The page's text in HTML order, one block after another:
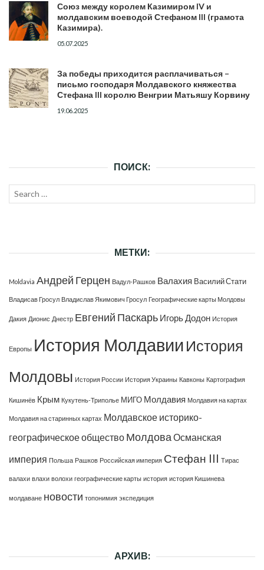
Союз между королем Казимиром IV и
молдавским воеводой Стефаном III (грамота
Казимира).
05.07.2025
За победы приходится расплачиваться –
письмо господаря Молдавского княжества
Стефана III королю Венгрии Матьяшу Корвину
19.06.2025
ПОИСК:
Search
МЕТКИ:
Moldavia Андрей Герцен Вадул-Рашков Валахия Василий Стати
Владисав Гросул Владислав Якимович Гросул Географические карты Молдовы
Дакия Дионис Днестр Евгений Паскарь Игорь Додон История
Европы История Молдавии История
Молдовы История России История Украины Кавконы Картография
Кишинёв Крым Кукутень-Триполье МИГО Молдавия Молдавия на картах
Молдавия на старинных картах Молдавское историко-
географическое общество Молдова Османская
империя Польша Рашков Российская империя Стефан III Тирас
валахи влахи волохи географические карты история история Кишинева
молдаване новости топонимия экспедиция
АРХИВ: